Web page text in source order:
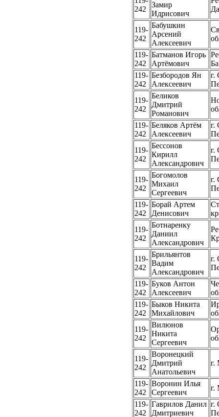
242
Замир
Идрисович
119-
242
Бабушкин
Арсений
Алексеевич
119-
242
Батманов Игорь
Артёмович
119-
242
Безбородов Ян
Алексеевич
г.
119-
242
Беликов
Дмитрий
Романович
119-
242
Беляков Артём
Алексеевич
г.
119-
242
Бессонов
Кирилл
Александрович
г.
119-
242
Богомолов
Михаил
Сергеевич
г.
119-
242
Борай Артем
Денисович
119-
242
Ботнаренку
Даниил
Александрович
119-
242
Брильянтов
Вадим
Александрович
г.
119-
242
Буков Антон
Алексеевич
119-
242
Быков Никита
Михайлович
119-
242
Вилюнов
Никита
Сергеевич
119-
242
Воронецкий
Дмитрий
Анатольевич
г.
119-
242
Воронин Илья
Сергеевич
г.
119-
242
Гаврилов Данил
Дмитриевич
г.